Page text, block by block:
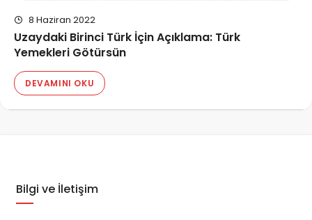
8 Haziran 2022
Uzaydaki Birinci Türk İçin Açıklama: Türk
Yemekleri Götürsün
DEVAMINI OKU
Bilgi ve İletişim